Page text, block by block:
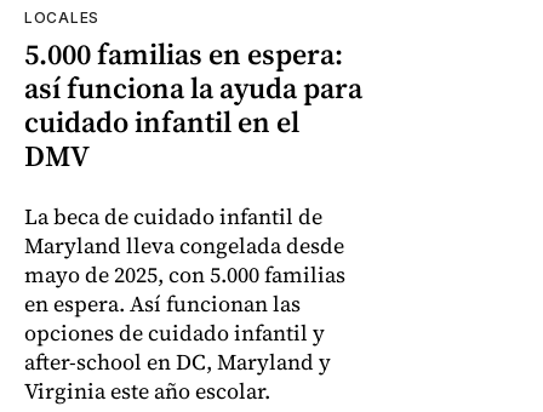
LOCALES
5.000 familias en espera:
así funciona la ayuda para
cuidado infantil en el
DMV
La beca de cuidado infantil de
Maryland lleva congelada desde
mayo de 2025, con 5.000 familias
en espera. Así funcionan las
opciones de cuidado infantil y
after-school en DC, Maryland y
Virginia este año escolar.